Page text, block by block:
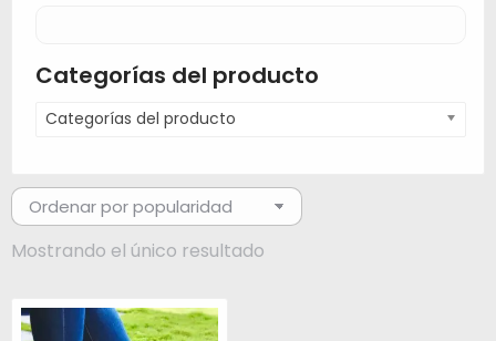
Categorías del producto
Categorías del producto
Mostrando el único resultado